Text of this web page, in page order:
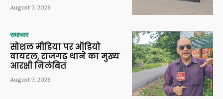
August 7, 2026
समाचार
सोशल मीडिया पर ऑडियो
वायरल, राजगढ़ थाने का मुख्य
आरक्षी निलंबित
August 7, 2026